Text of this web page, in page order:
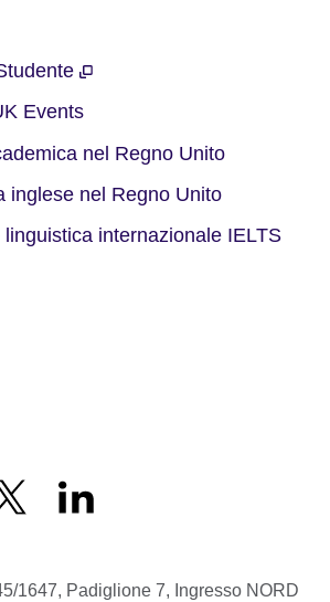
Events
nel Regno Unito
inglese nel Regno Unito
internazionale IELTS
1647, Padiglione 7, Ingresso NORD